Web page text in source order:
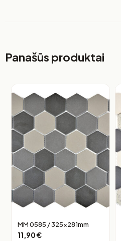
Panašūs produktai
MM 0585 / 325x281mm
11,90€